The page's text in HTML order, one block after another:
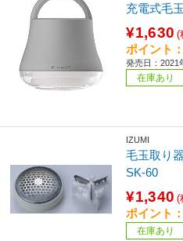
充電式毛
¥1,630 (
ポイント
発売日：2021
在庫あり
IZUMI
毛玉取り
SK-60
¥1,340 (
ポイント
在庫あり